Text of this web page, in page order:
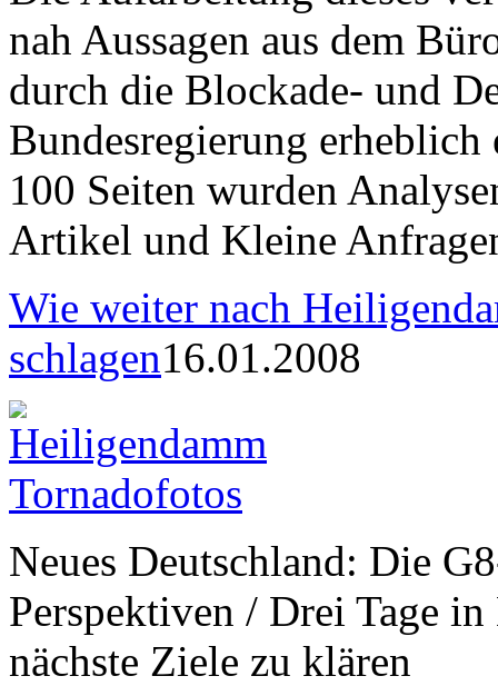
nah Aussagen aus dem
durch die Blockade- und
Bundesregierung
100 Seiten wurden
Artikel und Kleine
Wie weiter nach
schlagen16.01.2008
Neues Deutschland: Die
Perspektiven / Drei Tage
nächste Ziele zu klären